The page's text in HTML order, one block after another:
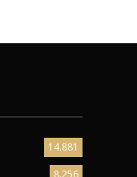
14.881
8.256